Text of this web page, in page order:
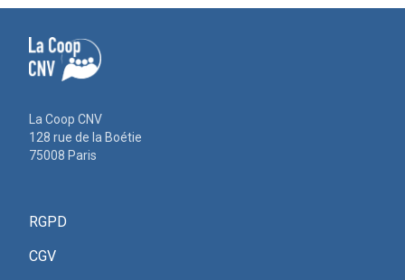
La Coop CNV
128 rue de la Boétie
75008 Paris
RGPD
CGV